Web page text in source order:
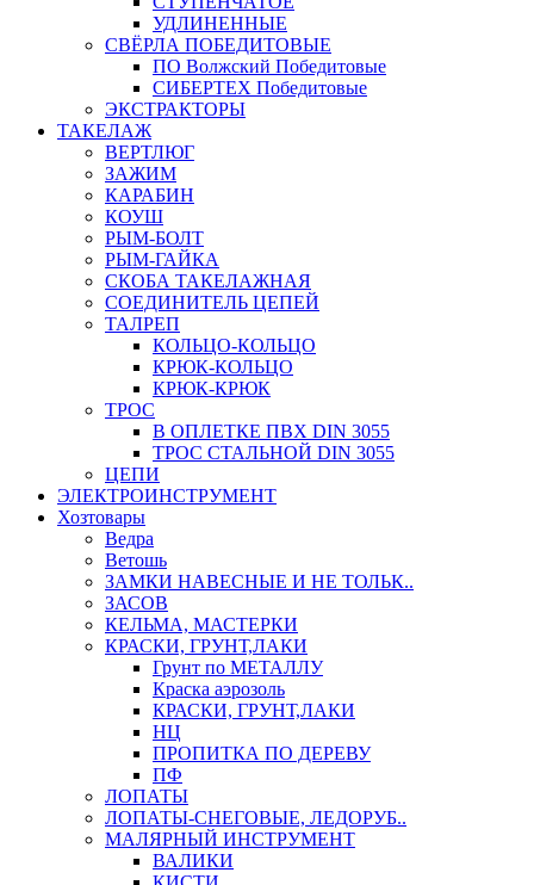
УДЛИНЕННЫЕ
СВЁРЛА ПОБЕДИТОВЫЕ
ПО Волжский Победитовые
СИБЕРТЕХ Победитовые
ЭКСТРАКТОРЫ
ТАКЕЛАЖ
ВЕРТЛЮГ
ЗАЖИМ
КАРАБИН
КОУШ
РЫМ-БОЛТ
РЫМ-ГАЙКА
СКОБА ТАКЕЛАЖНАЯ
СОЕДИНИТЕЛЬ ЦЕПЕЙ
ТАЛРЕП
КОЛЬЦО-КОЛЬЦО
КРЮК-КОЛЬЦО
КРЮК-КРЮК
ТРОС
В ОПЛЕТКЕ ПВХ DIN 3055
ТРОС СТАЛЬНОЙ DIN 3055
ЦЕПИ
ЭЛЕКТРОИНСТРУМЕНТ
Хозтовары
Ведра
Ветошь
ЗАМКИ НАВЕСНЫЕ И НЕ ТОЛЬК..
ЗАСОВ
КЕЛЬМА, МАСТЕРКИ
КРАСКИ, ГРУНТ,ЛАКИ
Грунт по МЕТАЛЛУ
Краска аэрозоль
КРАСКИ, ГРУНТ,ЛАКИ
НЦ
ПРОПИТКА ПО ДЕРЕВУ
ПФ
ЛОПАТЫ
ЛОПАТЫ-СНЕГОВЫЕ, ЛЕДОРУБ..
МАЛЯРНЫЙ ИНСТРУМЕНТ
ВАЛИКИ